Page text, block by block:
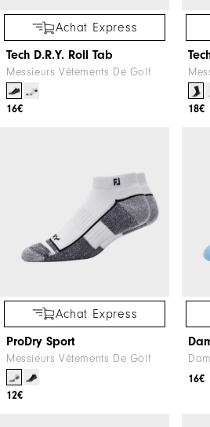
Achat Express
Tech D.R.Y. Roll Tab
Messieurs Vêtements De Golf
16€ 18€
Achat Express
ProDry Sport
Messieurs Vêtements De Golf
12€
16€